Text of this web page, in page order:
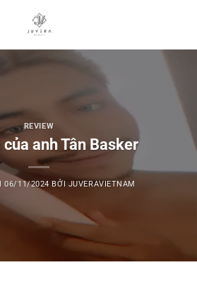
REVIEW
anh Tân Basker
06/11/2024 BỞI JUVERAVIETNAM